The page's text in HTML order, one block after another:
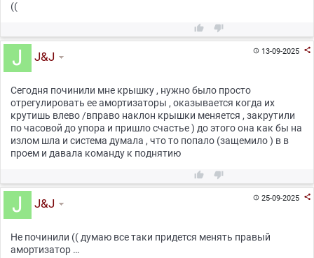
((
 
13-09-2025 
J&J
Сегодня починили мне крышку , нужно было просто
отрегулировать ее амортизаторы , оказывается когда их
крутишь влево /вправо наклон крышки меняется , закрутили
по часовой до упора и пришло счастье ) до этого она как бы на
излом шла и система думала , что то попало (защемило ) в в
проем и давала команду к поднятию
 
25-09-2025 
J&J
Не починили (( думаю все таки придется менять правый
амортизатор …